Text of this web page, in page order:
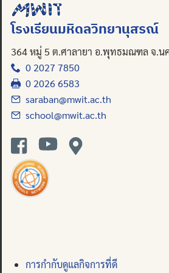
โรงเรียนมหิดลวิทยานุสรณ์
364 หมู่ 5 ต.ศาลายา อ.พุทธมณฑล จ.น
0 2027 7850
0 2026 6583
saraban@mwit.ac.th
school@mwit.ac.th
การกำกับดูแลกิจการที่ดี